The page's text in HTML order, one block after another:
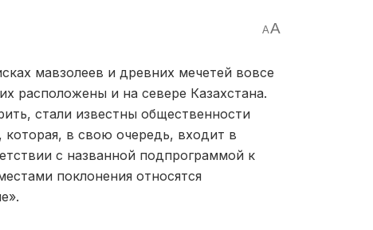
AA
мавзолеев и древних мечетей вовсе
расположены и на севере Казахстана.
стали известны общественности
которая, в свою очередь, входит в
с названной подпрограммой к
поклонения относятся